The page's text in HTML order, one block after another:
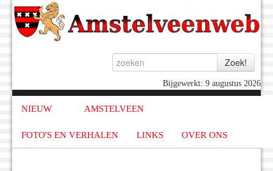
Bijgewerkt: 9 augustus 2026
NIEUW AMSTELVEEN
FOTO'S EN VERHALEN LINKS OVER ONS